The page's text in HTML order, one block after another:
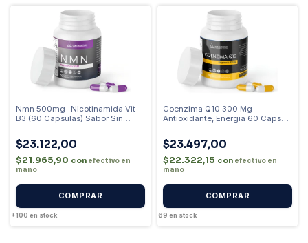
Nmn 500mg- Nicotinamida Vit
B3 (60 Capsulas) Sabor Sin
$23.122,00
$21.965,90 con efectivo en
mano
+100 en stock
Coenzima Q10 300 Mg
Antioxidante, Energia 60 Caps
$23.497,00
$22.322,15 con efectivo en
mano
69 en stock